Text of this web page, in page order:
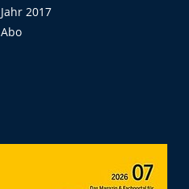
Jahr 2017
Abo